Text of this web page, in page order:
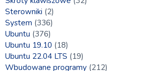
Sterowniki (2)
System (336)
Ubuntu (376)
Ubuntu 19.10 (18)
Ubuntu 22.04 LTS (19)
Wbudowane programy (212)